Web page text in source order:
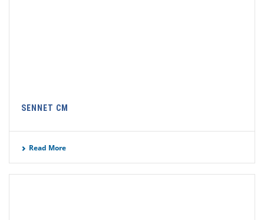
SENNET CM
Read More